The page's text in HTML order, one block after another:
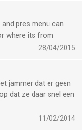
learn the basics of
iPhone or iPad.
this will give you
pres menu can
where its from
28/04/2015
jammer dat er geen
dat ze daar snel een
11/02/2014